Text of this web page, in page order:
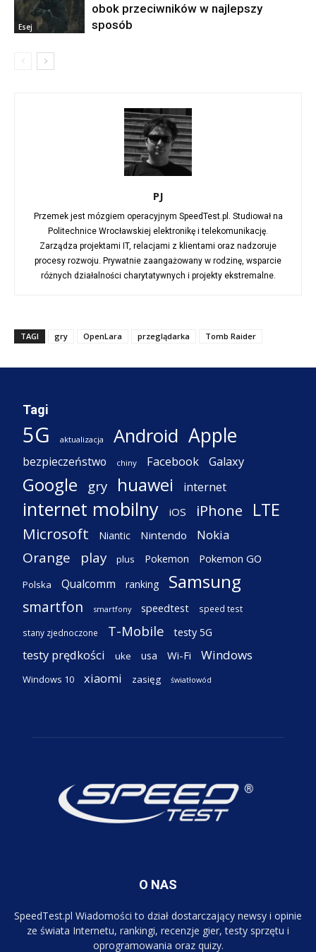
Esej
obok przeciwników w najlepszy
sposób
PJ
Przemek jest mózgiem operacyjnym SpeedTest.pl. Studiował na
Politechnice Wrocławskiej elektronikę i telekomunikację.
Zarządza projektami IT, relacjami z klientami oraz nadzoruje
procesy rozwoju. Prywatnie zaangażowany w rodzinę, wsparcie
różnych działalności charytatywnych i projekty ekstremalne.
TAGI gry OpenLara przeglądarka Tomb Raider
Tagi
5G aktualizacja Android Apple
bezpieczeństwo chiny Facebook Galaxy
Google gry huawei internet
internet mobilny iOS iPhone LTE
Microsoft Niantic Nintendo Nokia
Orange play plus Pokemon Pokemon GO
Polska Qualcomm ranking Samsung
smartfon smartfony speedtest speed test
stany zjednoczone T-Mobile testy 5G
testy prędkości uke usa Wi-Fi Windows
Windows 10 xiaomi zasięg światłowód
O NAS
SpeedTest.pl Wiadomości to dział dostarczający newsy i opinie
ze świata Internetu, rankingi, recenzje gier, testy sprzętu i
oprogramowania oraz quizy.